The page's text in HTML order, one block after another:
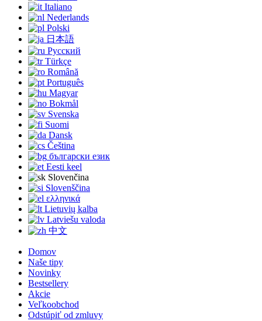
Italiano
Nederlands
Polski
日本語
Русский
Türkçe
Română
Português
Magyar
Bokmål
Svenska
Suomi
Dansk
Čeština
български език
Eesti keel
Slovenčina
Slovenščina
ελληνικά
Lietuvių kalba
Latviešu valoda
中文
Domov
Naše tipy
Novinky
Bestsellery
Akcie
Veľkoobchod
Odstúpiť od zmluvy